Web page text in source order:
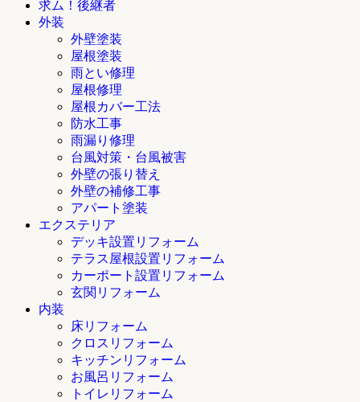
求ム！後継者
外装
外壁塗装
屋根塗装
雨とい修理
屋根修理
屋根カバー工法
防水工事
雨漏り修理
台風対策・台風被害
外壁の張り替え
外壁の補修工事
アパート塗装
エクステリア
デッキ設置リフォーム
テラス屋根設置リフォーム
カーポート設置リフォーム
玄関リフォーム
内装
床リフォーム
クロスリフォーム
キッチンリフォーム
お風呂リフォーム
トイレリフォーム